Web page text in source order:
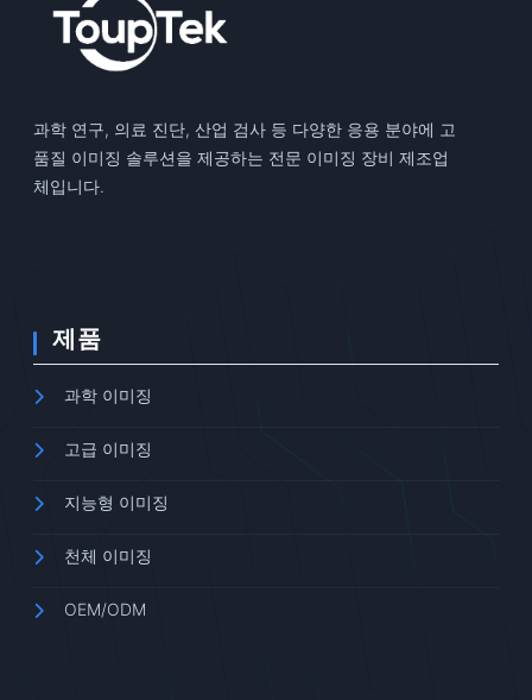
과학 연구, 의료 진단, 산업 검사 등 다양한 응용 분야에 고
품질 이미징 솔루션을 제공하는 전문 이미징 장비 제조업
체입니다.
제품
과학 이미징
고급 이미징
지능형 이미징
천체 이미징
OEM/ODM